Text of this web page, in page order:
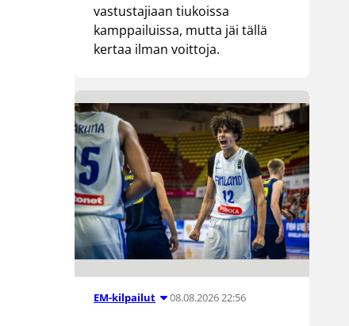
vastustajiaan tiukoissa
kamppailuissa, mutta jäi tällä
kertaa ilman voittoja.
EM-kilpailut 08.08.2026 22:56